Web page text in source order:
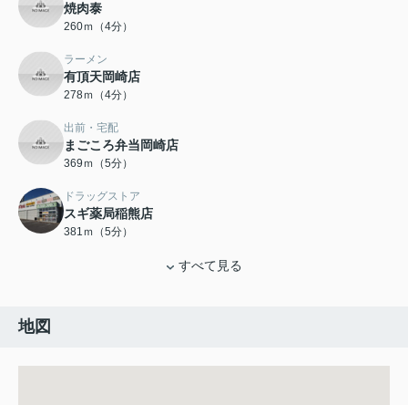
焼肉泰
260ｍ（4分）
ラーメン
有頂天岡崎店
278ｍ（4分）
出前・宅配
まごころ弁当岡崎店
369ｍ（5分）
ドラッグストア
スギ薬局稲熊店
381ｍ（5分）
すべて見る
地図